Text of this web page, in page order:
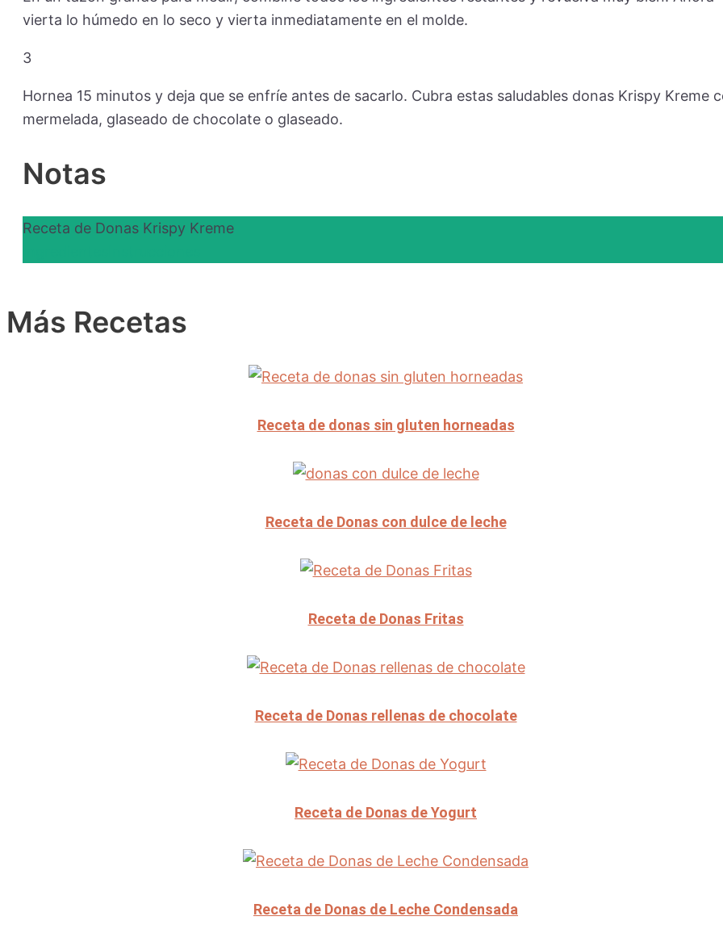
vierta lo húmedo en lo seco y vierta inmediatamente en el molde.
3
Hornea 15 minutos y deja que se enfríe antes de sacarlo. Cubra estas saludables donas Krispy Kreme
mermelada, glaseado de chocolate o glaseado.
Notas
Receta de Donas Krispy Kreme
Más Recetas
Receta de donas sin gluten horneadas
Receta de Donas con dulce de leche
Receta de Donas Fritas
Receta de Donas rellenas de chocolate
Receta de Donas de Yogurt
Receta de Donas de Leche Condensada